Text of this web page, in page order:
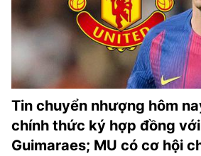
Tin chuyển nhượng hôm
chính thức ký hợp đồng
Guimaraes; MU có cơ hội